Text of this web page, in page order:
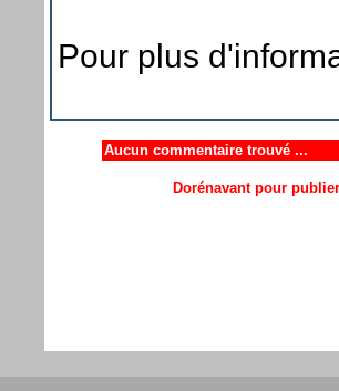
Pour plus
Aucun commentaire trouvé ...
Dorénavant pour